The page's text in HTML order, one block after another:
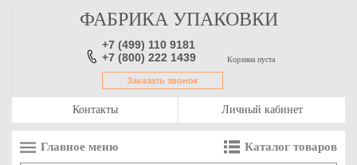
ФАБРИКА УПАКОВКИ
+7 (499) 110 9181
+7 (800) 222 1439
Заказать звонок
Корзина пуста
Контакты Личный кабинет
Главное меню Каталог товаров